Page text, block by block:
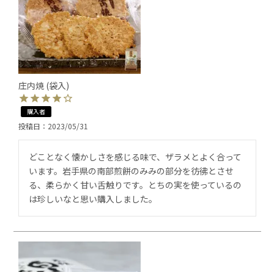
庄内焼 (袋入)
購入者
投稿日 2023/05/31
どことなく懐かしさを感じる味で、ザラメとよく合って
います。岩手県の南部煎餅のみみの部分を彷彿とさせ
る、柔らかく甘い舌触りです。とちの実を使っているの
は珍しいなと思い購入しました。